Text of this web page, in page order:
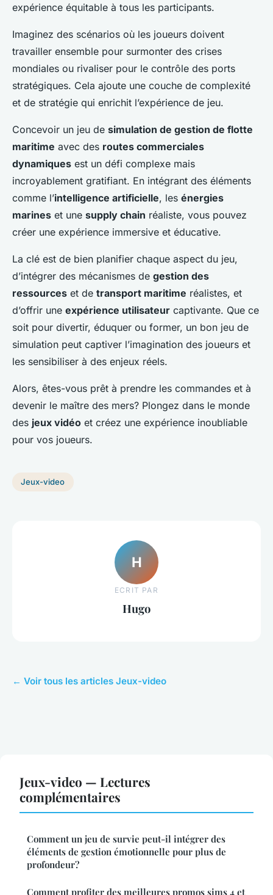
expérience équitable à tous les participants.
Imaginez des scénarios où les joueurs doivent
travailler ensemble pour surmonter des crises
mondiales ou rivaliser pour le contrôle des ports
stratégiques. Cela ajoute une couche de complexité
et de stratégie qui enrichit l’expérience de jeu.
Concevoir un jeu de simulation de gestion de flotte
maritime avec des routes commerciales
dynamiques est un défi complexe mais
incroyablement gratifiant. En intégrant des éléments
comme l’intelligence artificielle, les énergies
marines et une supply chain réaliste, vous pouvez
créer une expérience immersive et éducative.
La clé est de bien planifier chaque aspect du jeu,
d’intégrer des mécanismes de gestion des
ressources et de transport maritime réalistes, et
d’offrir une expérience utilisateur captivante. Que ce
soit pour divertir, éduquer ou former, un bon jeu de
simulation peut captiver l’imagination des joueurs et
les sensibiliser à des enjeux réels.
Alors, êtes-vous prêt à prendre les commandes et à
devenir le maître des mers? Plongez dans le monde
des jeux vidéo et créez une expérience inoubliable
pour vos joueurs.
Jeux-video
H
ECRIT PAR
Hugo
← Voir tous les articles Jeux-video
Jeux-video — Lectures
complémentaires
Comment un jeu de survie peut-il intégrer des
éléments de gestion émotionnelle pour plus de
profondeur?
Comment profiter des meilleures promos sims 4 et